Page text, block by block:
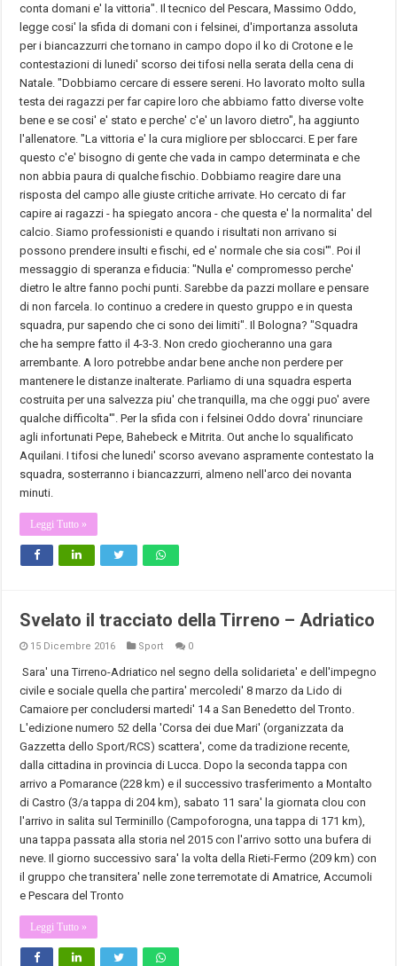
conta domani e' la vittoria". Il tecnico delPescara , Massimo Oddo,
legge cosi' la sfida di domani con i felsinei, d'importanza assoluta
per i biancazzurri che tornano in campo dopo il ko di Crotone e le
contestazioni di lunedi' scorso dei tifosi nella serata della cena di
Natale. "Dobbiamo cercare di essere sereni. Ho lavorato molto sulla
testa dei ragazzi per far capire loro che abbiamo fatto diverse volte
bene e se cosi' e' stato e perche' c'e' un lavoro dietro", ha aggiunto
l'allenatore. "La vittoria e' la cura migliore per sbloccarci. E per fare
questo c'e' bisogno di gente che vada in campo determinata e che
non abbia paura di qualche fischio. Dobbiamo reagire dare una
risposta del campo alle giuste critiche arrivate. Ho cercato di far
capire ai ragazzi - ha spiegato ancora - che questa e' la normalita' del
calcio. Siamo professionisti e quando i risultati non arrivano si
possono prendere insulti e fischi, ed e' normale che sia cosi'". Poi il
messaggio di speranza e fiducia: "Nulla e' compromesso perche'
dietro le altre fanno pochi punti. Sarebbe da pazzi mollare e pensare
di non farcela. Io continuo a credere in questo gruppo e in questa
squadra, pur sapendo che ci sono dei limiti". Il Bologna? "Squadra
che ha sempre fatto il 4-3-3. Non credo giocheranno una gara
arrembante. A loro potrebbe andar bene anche non perdere per
mantenere le distanze inalterate. Parliamo di una squadra esperta
costruita per una salvezza piu' che tranquilla, ma che oggi puo' avere
qualche difficolta'". Per la sfida con i felsinei Oddo dovra' rinunciare
agli infortunati Pepe, Bahebeck e Mitrita. Out anche lo squalificato
Aquilani. I tifosi che lunedi' scorso avevano aspramente contestato la
squadra, sosterranno i biancazzurri, almeno nell'arco dei novanta
minuti.
Leggi Tutto »
Svelato il tracciato della Tirreno – Adriatico
15 Dicembre 2016 Sport 0
Sara' una Tirreno-Adriatico nel segno della solidarieta' e dell'impegno
civile e sociale quella che partira' mercoledi' 8 marzo da Lido di
Camaiore per concludersi martedi' 14 a San Benedetto del Tronto.
L'edizione numero 52 della 'Corsa dei due Mari' (organizzata da
Gazzetta dello Sport/RCS) scattera', come da tradizione recente,
dalla cittadina in provincia di Lucca. Dopo la seconda tappa con
arrivo a Pomarance (228 km) e il successivo trasferimento a Montalto
di Castro (3/a tappa di 204 km), sabato 11 sara' la giornata clou con
l'arrivo in salita sul Terminillo (Campoforogna, una tappa di 171 km),
una tappa passata alla storia nel 2015 con l'arrivo sotto una bufera di
neve. Il giorno successivo sara' la volta della Rieti-Fermo (209 km) con
il gruppo che transitera' nelle zone terremotate di Amatrice, Accumoli
ePescara del Tronto
Leggi Tutto »